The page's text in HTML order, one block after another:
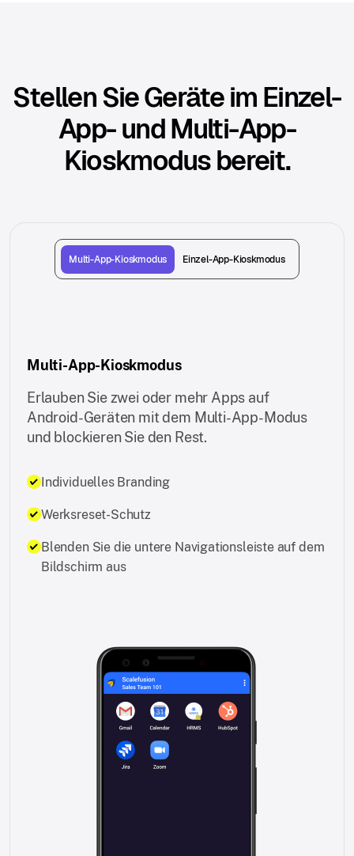
Stellen Sie Geräte im Einzel-
App- und Multi-App-
Kioskmodus bereit.
Multi-App-Kioskmodus Einzel-App-Kioskmodus
Multi-App-Kioskmodus
Erlauben Sie zwei oder mehr Apps auf
Android-Geräten mit dem Multi-App-Modus
und blockieren Sie den Rest.
Individuelles Branding
Werksreset-Schutz
Blenden Sie die untere Navigationsleiste auf dem
Bildschirm aus